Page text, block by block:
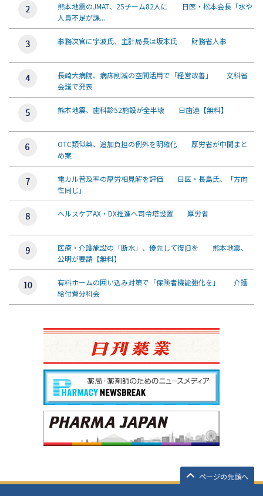
熊本地震のJMAT、25チーム82人に 日医・松本会長「水や
人員不足が課...
事務次官に宇波氏、主計局長は坂本氏 財務省人事
長崎大病院、病床削減の空間活用で「経営改善」 文科省
会議で発表
熊本地震、歯科診52施設が全半壊 日歯連【無料】
OTC類似薬、追加負担の例外を明確化 厚労省が中間まと
め案
電カル普及率の厚労相見解を評価 日医・長島氏、「方向
性同じ」
ヘルスケアAX・DX推進へ司令塔設置 厚労省
医療・介護施設の「断水」、優先して復旧を 熊本地震、
公明が要請【無料】
有料ホームの囲い込み対策で「保険者機能強化を」 介護
給付費分科会
ページの先頭へ